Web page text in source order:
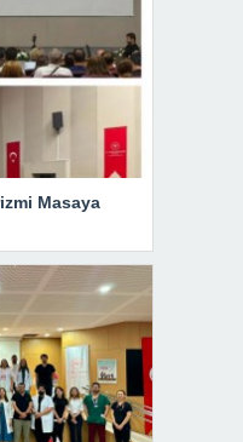
Masaya